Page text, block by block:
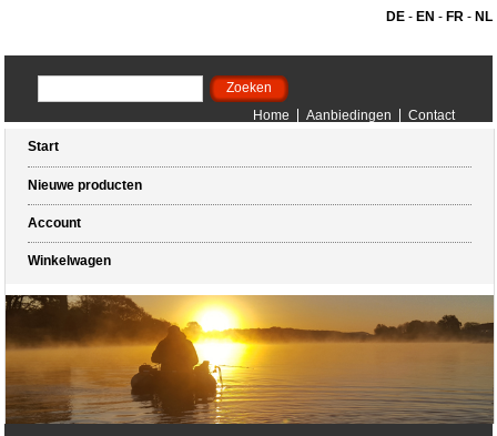
DE- EN - FR- NL
Home Aanbiedingen
Contact
Start
Nieuwe producten
Account
Winkelwagen